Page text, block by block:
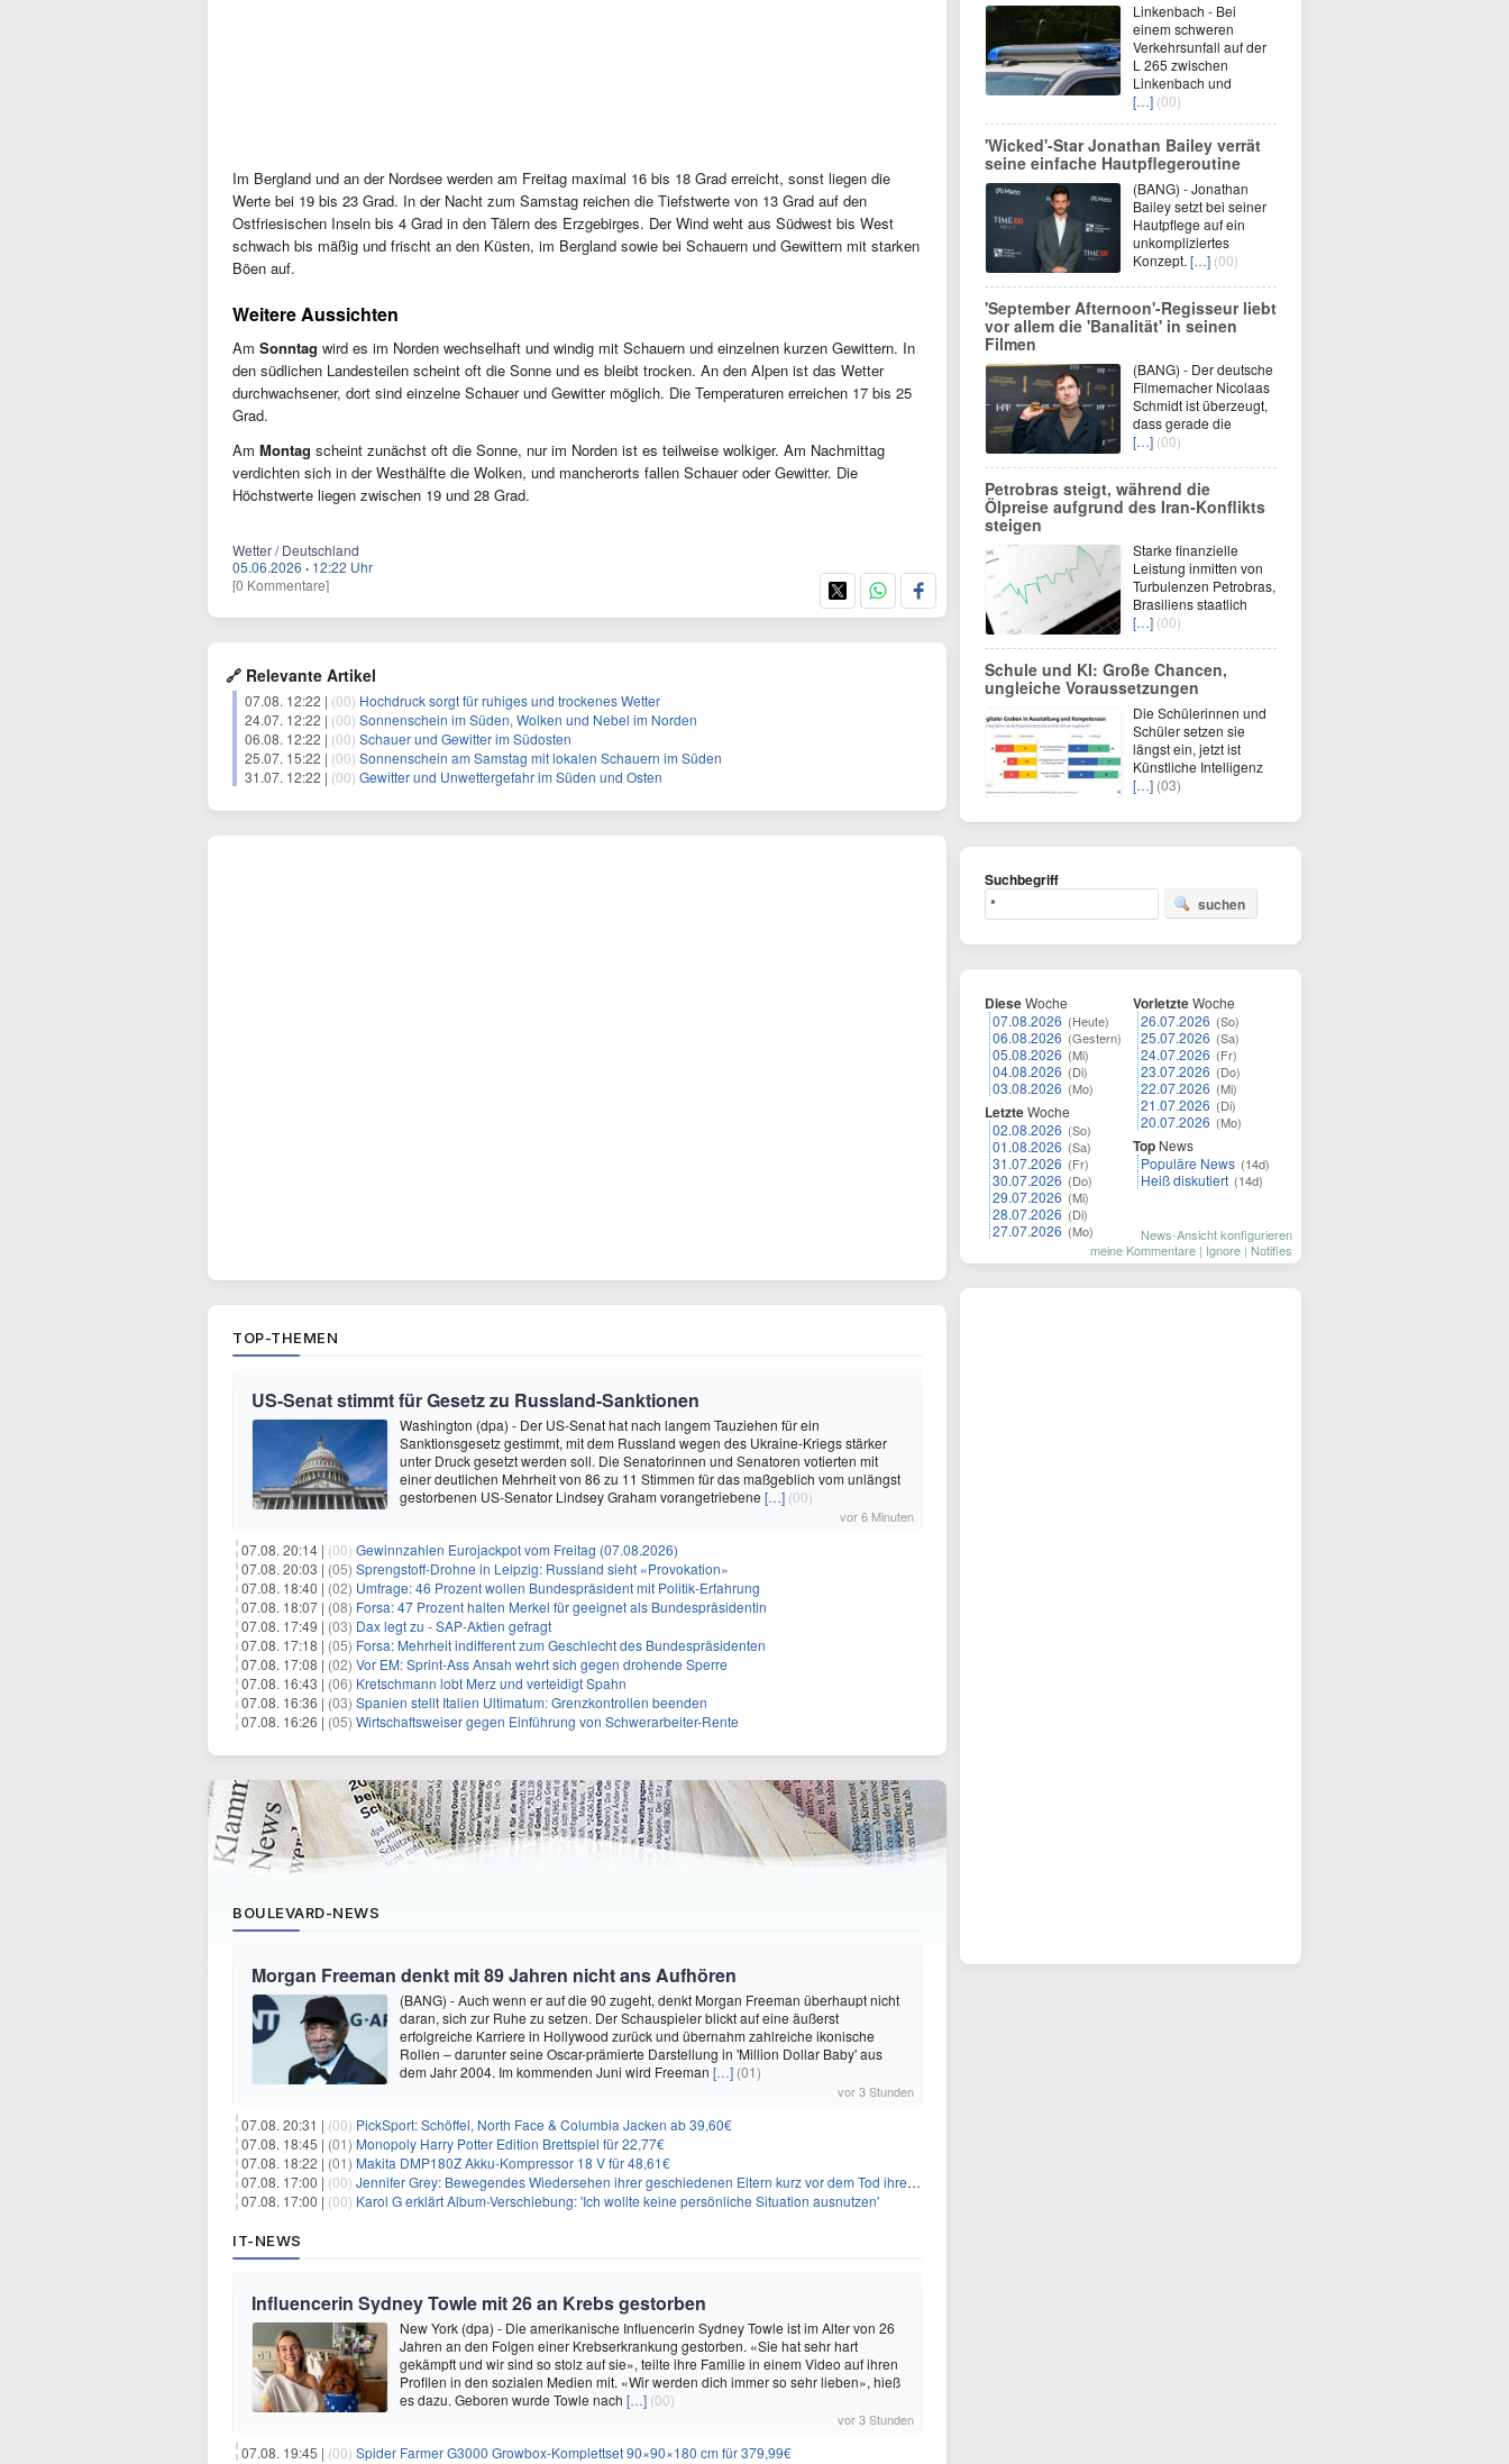
Im Bergland und an der Nordsee werden am Freitag maximal 16 bis 18 Grad erreicht, sonst liegen die
Werte bei 19 bis 23 Grad. In der Nacht zum Samstag reichen die Tiefstwerte von 13 Grad auf den
Ostfriesischen Inseln bis 4 Grad in den Tälern des Erzgebirges. Der Wind weht aus Südwest bis West
schwach bis mäßig und frischt an den Küsten, im Bergland sowie bei Schauern und Gewittern mit starken
Böen auf.
Weitere Aussichten
Am Sonntag wird es im Norden wechselhaft und windig mit Schauern und einzelnen kurzen Gewittern. In
den südlichen Landesteilen scheint oft die Sonne und es bleibt trocken. An den Alpen ist das Wetter
durchwachsener, dort sind einzelne Schauer und Gewitter möglich. Die Temperaturen erreichen 17 bis 25
Grad.
Am Montag scheint zunächst oft die Sonne, nur im Norden ist es teilweise wolkiger. Am Nachmittag
verdichten sich in der Westhälfte die Wolken, und mancherorts fallen Schauer oder Gewitter. Die
Höchstwerte liegen zwischen 19 und 28 Grad.
Wetter / Deutschland
05.06.2026 · 12:22 Uhr
[0 Kommentare]
🔗 Relevante Artikel
07.08. 12:22 | (00) Hochdruck sorgt für ruhiges und trockenes Wetter
24.07. 12:22 | (00) Sonnenschein im Süden, Wolken und Nebel im Norden
06.08. 12:22 | (00) Schauer und Gewitter im Südosten
25.07. 15:22 | (00) Sonnenschein am Samstag mit lokalen Schauern im Süden
31.07. 12:22 | (00) Gewitter und Unwettergefahr im Süden und Osten
TOP-THEMEN
US-Senat stimmt für Gesetz zu Russland-Sanktionen
Washington (dpa) - Der US-Senat hat nach langem Tauziehen für ein
Sanktionsgesetz gestimmt, mit dem Russland wegen des Ukraine-Kriegs stärker
unter Druck gesetzt werden soll. Die Senatorinnen und Senatoren votierten mit
einer deutlichen Mehrheit von 86 zu 11 Stimmen für das maßgeblich vom unlängst
gestorbenen US-Senator Lindsey Graham vorangetriebene […] (00)
vor 6 Minuten
07.08. 20:14 | (00) Gewinnzahlen Eurojackpot vom Freitag (07.08.2026)
07.08. 20:03 | (05) Sprengstoff-Drohne in Leipzig: Russland sieht «Provokation»
07.08. 18:40 | (02) Umfrage: 46 Prozent wollen Bundespräsident mit Politik-Erfahrung
07.08. 18:07 | (08) Forsa: 47 Prozent halten Merkel für geeignet als Bundespräsidentin
07.08. 17:49 | (03) Dax legt zu - SAP-Aktien gefragt
07.08. 17:18 | (05) Forsa: Mehrheit indifferent zum Geschlecht des Bundespräsidenten
07.08. 17:08 | (02) Vor EM: Sprint-Ass Ansah wehrt sich gegen drohende Sperre
07.08. 16:43 | (06) Kretschmann lobt Merz und verteidigt Spahn
07.08. 16:36 | (03) Spanien stellt Italien Ultimatum: Grenzkontrollen beenden
07.08. 16:26 | (05) Wirtschaftsweiser gegen Einführung von Schwerarbeiter-Rente
BOULEVARD-NEWS
Morgan Freeman denkt mit 89 Jahren nicht ans Aufhören
(BANG) - Auch wenn er auf die 90 zugeht, denkt Morgan Freeman überhaupt nicht
daran, sich zur Ruhe zu setzen. Der Schauspieler blickt auf eine äußerst
erfolgreiche Karriere in Hollywood zurück und übernahm zahlreiche ikonische
Rollen – darunter seine Oscar-prämierte Darstellung in 'Million Dollar Baby' aus
dem Jahr 2004. Im kommenden Juni wird Freeman […] (01)
vor 3 Stunden
07.08. 20:31 | (00) PickSport: Schöffel, North Face & Columbia Jacken ab 39,60€
07.08. 18:45 | (01) Monopoly Harry Potter Edition Brettspiel für 22,77€
07.08. 18:22 | (01) Makita DMP180Z Akku-Kompressor 18 V für 48,61€
07.08. 17:00 | (00) Jennifer Grey: Bewegendes Wiedersehen ihrer geschiedenen Eltern kurz vor dem Tod ihrer Mutter
07.08. 17:00 | (00) Karol G erklärt Album-Verschiebung: 'Ich wollte keine persönliche Situation ausnutzen'
IT-NEWS
Influencerin Sydney Towle mit 26 an Krebs gestorben
New York (dpa) - Die amerikanische Influencerin Sydney Towle ist im Alter von 26
Jahren an den Folgen einer Krebserkrankung gestorben. «Sie hat sehr hart
gekämpft und wir sind so stolz auf sie», teilte ihre Familie in einem Video auf ihren
Profilen in den sozialen Medien mit. «Wir werden dich immer so sehr lieben», hieß
es dazu. Geboren wurde Towle nach […] (00)
vor 3 Stunden
07.08. 19:45 | (00) Spider Farmer G3000 Growbox-Komplettset 90×90×180 cm für 379,99€
Linkenbach - Bei
einem schweren
Verkehrsunfall auf der
L 265 zwischen
Linkenbach und
[…] (00)
'Wicked'-Star Jonathan Bailey verrät
seine einfache Hautpflegeroutine
(BANG) - Jonathan
Bailey setzt bei seiner
Hautpflege auf ein
unkompliziertes
Konzept. […] (00)
'September Afternoon'-Regisseur liebt
vor allem die 'Banalität' in seinen
Filmen
(BANG) - Der deutsche
Filmemacher Nicolaas
Schmidt ist überzeugt,
dass gerade die
[…] (00)
Petrobras steigt, während die
Ölpreise aufgrund des Iran-Konflikts
steigen
Starke finanzielle
Leistung inmitten von
Turbulenzen Petrobras,
Brasiliens staatlich
[…] (00)
Schule und KI: Große Chancen,
ungleiche Voraussetzungen
Die Schülerinnen und
Schüler setzen sie
längst ein, jetzt ist
Künstliche Intelligenz
[…] (03)
Suchbegriff
suchen
DieseWoche
07.08.2026 (Heute)
06.08.2026 (Gestern)
05.08.2026 (Mi)
04.08.2026 (Di)
03.08.2026 (Mo)
LetzteWoche
02.08.2026 (So)
01.08.2026 (Sa)
31.07.2026 (Fr)
30.07.2026 (Do)
29.07.2026 (Mi)
28.07.2026 (Di)
27.07.2026 (Mo)
VorletzteWoche
26.07.2026 (So)
25.07.2026 (Sa)
24.07.2026 (Fr)
23.07.2026 (Do)
22.07.2026 (Mi)
21.07.2026 (Di)
20.07.2026 (Mo)
Top News
Populäre News (14d)
Heiß diskutiert (14d)
News-Ansicht konfigurieren
meine Kommentare | Ignore | Notifies